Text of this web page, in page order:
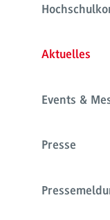
Aktuelles
Events &
Presse